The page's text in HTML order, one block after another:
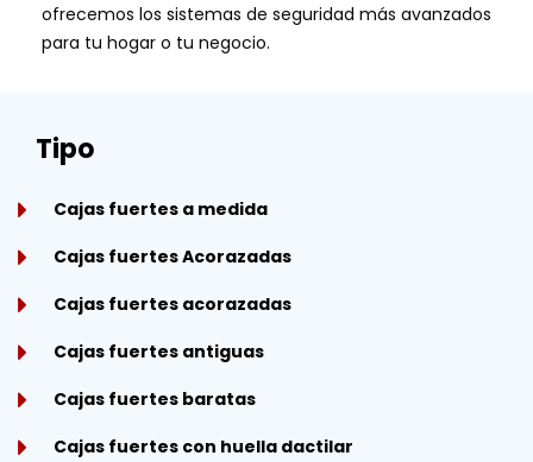
ofrecemos los sistemas de seguridad más avanzados
para tu hogar o tu negocio.
Tipo
Cajas fuertes a medida
Cajas fuertes Acorazadas
Cajas fuertes acorazadas
Cajas fuertes antiguas
Cajas fuertes baratas
Cajas fuertes con huella dactilar